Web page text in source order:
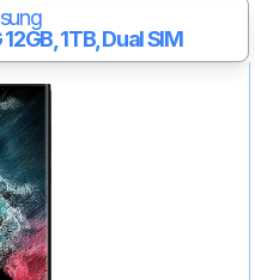
12GB, 1TB, Dual SIM